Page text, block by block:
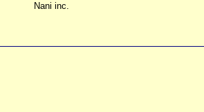
Nani inc.